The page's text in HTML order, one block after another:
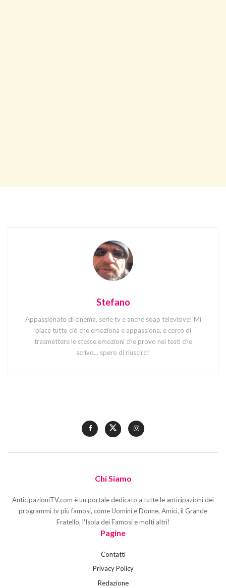
Stefano
Appassionato di cinema, serie tv e anche soap televisive! Mi
piace tutto ciò che emoziona e appassiona, e cerco di
trasmettere le stesse emozioni che provo nei testi che
scrivo... spero di riuscirci!
Chi Siamo
AnticipazioniTV.com è un portale dedicato a tutte le anticipazioni dei
programmi tv più famosi, come Uomini e Donne, Amici, il Grande
Fratello, l'Isola dei Famosi e molti altri!
Pagine
Contatti
Privacy Policy
Redazione